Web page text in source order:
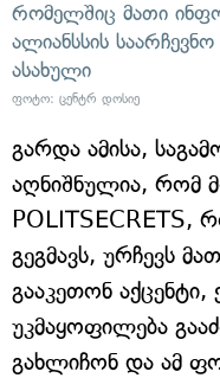
რომელშიც მათი
ალიანსსის
ასახული
ფოტო: ცენტრ დოსიე
გარდა ამისა,
აღნიშნულია, რომ
POLITSECRETS,
გეგმავს, ურჩევს
გააკეთონ
უკმაყოფილება
გახლიჩონ და ამ